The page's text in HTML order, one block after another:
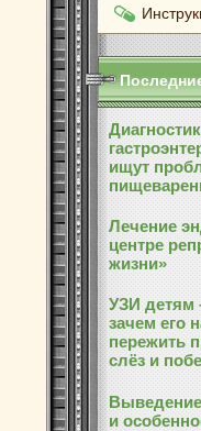
ищут
Лечение
центре
жизни»
УЗИ детям
зачем его
пережить
слёз и
Выведение
и